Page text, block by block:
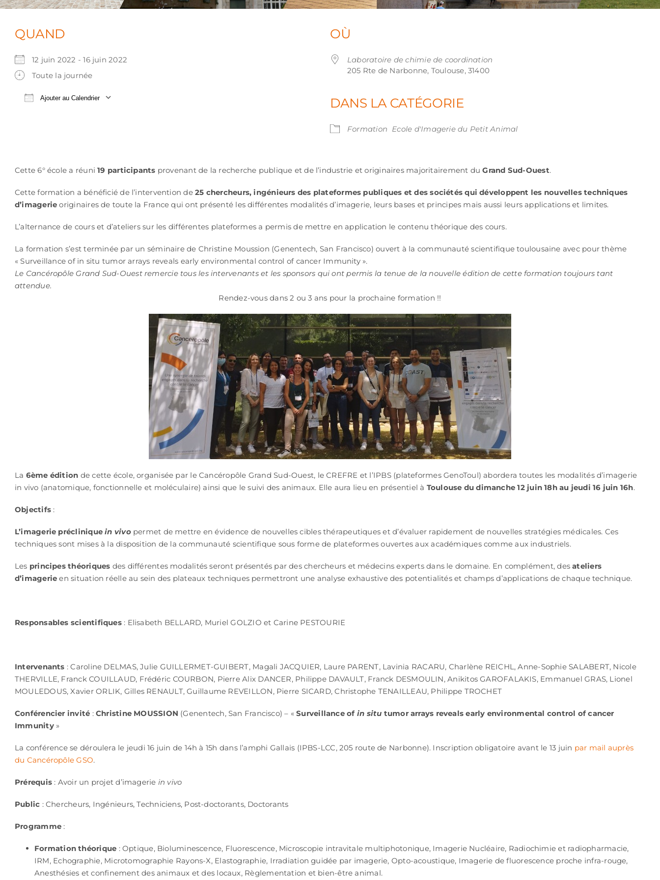
QUAND
12 juin 2022 - 16 juin 2022
Toute la journée
Ajouter au Calendrier
OÙ
Laboratoire de chimie de coordination
205 Rte de Narbonne, Toulouse, 31400
DANS LA CATÉGORIE
Formation Ecole d'Imagerie du Petit Animal
Cette 6° école a réuni19 participants provenant de la recherche publique et de l’industrie et originaires majoritairement duGrand Sud-Ouest.
Cette formation a bénéficié de l’intervention de25 chercheurs, ingénieurs des plateformes publiques et des sociétés qui développent les nouvelles techniques
d’imagerie originaires de toute la France qui ont présenté les différentes modalités d’imagerie, leurs bases et principes mais aussi leurs applications et limites.
L’alternance de cours et d’ateliers sur les différentes plateformes a permis de mettre en application le contenu théorique des cours.
La formation s’est terminée par un séminaire de Christine Moussion (Genentech, San Francisco) ouvert à la communauté scientifique toulousaine avec pour thème
« Surveillance of in situ tumor arrays reveals early environmental control of cancer Immunity ».
Le Cancéropôle Grand Sud-Ouest remercie tous les intervenants et les sponsors qui ont permis la tenue de la nouvelle édition de cette formation toujours tant
attendue.
Rendez-vous dans 2 ou 3 ans pour la prochaine formation !!
La 6ème édition de cette école, organisée par le Cancéropôle Grand Sud-Ouest, le CREFRE et l’IPBS (plateformes GenoToul) abordera toutes les modalités d’imagerie
in vivo (anatomique, fonctionnelle et moléculaire) ainsi que le suivi des animaux. Elle aura lieu en présentiel à Toulouse du dimanche 12 juin 18h au jeudi 16 juin 16h.
Objectifs :
L’imagerie précliniquein vivopermet de mettre en évidence de nouvelles cibles thérapeutiques et d’évaluer rapidement de nouvelles stratégies médicales. Ces
techniques sont mises à la disposition de la communauté scientifique sous forme de plateformes ouvertes aux académiques comme aux industriels.
Les principes théoriques des différentes modalités seront présentés par des chercheurs et médecins experts dans le domaine. En complément, desateliers
d’imagerie en situation réelle au sein des plateaux techniques permettront une analyse exhaustive des potentialités et champs d’applications de chaque technique.
Responsables scientifiques: Elisabeth BELLARD, Muriel GOLZIO et Carine PESTOURIE
Intervenants : Caroline DELMAS, Julie GUILLERMET-GUIBERT, Magali JACQUIER, Laure PARENT, Lavinia RACARU, Charlène REICHL, Anne-Sophie SALABERT, Nicole
THERVILLE, Franck COUILLAUD, Frédéric COURBON, Pierre Alix DANCER, Philippe DAVAULT, Franck DESMOULIN, Anikitos GAROFALAKIS, Emmanuel GRAS, Lionel
MOULEDOUS, Xavier ORLIK, Gilles RENAULT, Guillaume REVEILLON, Pierre SICARD, Christophe TENAILLEAU, Philippe TROCHET
Conférencier invité : Christine MOUSSION (Genentech, San Francisco) – «Surveillance of in situ tumor arrays reveals early environmental control of cancer
Immunity»
La conférence se déroulera le jeudi 16 juin de 14h à 15h dans l’amphi Gallais (IPBS-LCC, 205 route de Narbonne). Inscription obligatoire avant le 13 juin par mail auprès
du Cancéropôle GSO.
Prérequis : Avoir un projet d’imagerie in vivo
Public : Chercheurs, Ingénieurs, Techniciens, Post-doctorants, Doctorants
Programme :
Formation théorique : Optique, Bioluminescence, Fluorescence, Microscopie intravitale multiphotonique, Imagerie Nucléaire, Radiochimie et radiopharmacie,
IRM, Echographie, Microtomographie Rayons-X, Elastographie, Irradiation guidée par imagerie, Opto-acoustique, Imagerie de fluorescence proche infra-rouge,
Anesthésies et confinement des animaux et des locaux, Règlementation et bien-être animal.